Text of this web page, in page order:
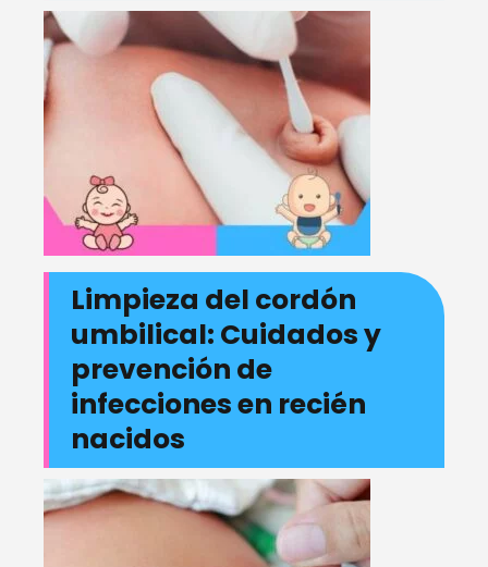
Limpieza del cordón
umbilical: Cuidados y
prevención de
infecciones en recién
nacidos